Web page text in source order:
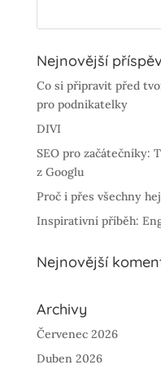
Nejnovější
Co si připravit před
pro podnikatelky
DIVI
SEO pro začátečníky:
z Googlu
Proč i přes všechny
Inspirativní příběh:
Nejnovější
Archivy
Červenec 2026
Duben 2026